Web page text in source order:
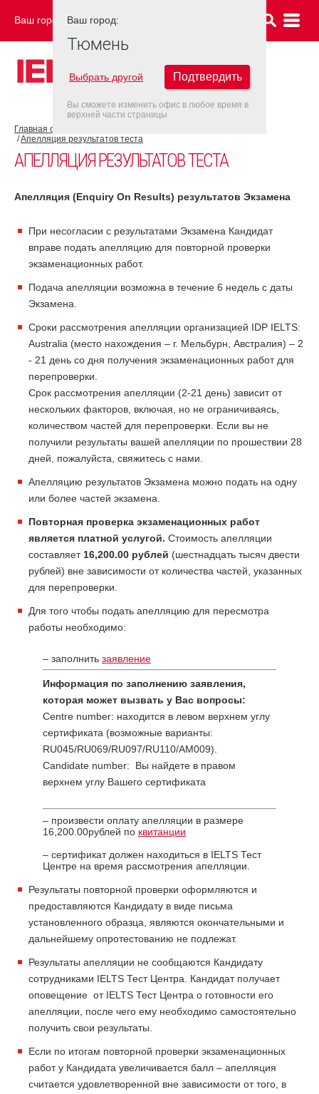
Ваш город: ТЮМЕНЬ
Главная страница
Апелляция результатов теста
АПЕЛЛЯЦИЯ РЕЗУЛЬТАТОВ ТЕСТА
Апелляция (Enquiry On Results) результатов Экзамена
При несогласии с результатами Экзамена Кандидат
вправе подать апелляцию для повторной проверки
экзаменационных работ.
Подача апелляции возможна в течение 6 недель с даты
Экзамена.
Сроки рассмотрения апелляции организацией IDP IELTS:
Australia (место нахождения – г. Мельбурн, Австралия) – 2
- 21 день со дня получения экзаменационных работ для
перепроверки.
Срок рассмотрения апелляции (2-21 день) зависит от
нескольких факторов, включая, но не ограничиваясь,
количеством частей для перепроверки. Если вы не
получили результаты вашей апелляции по прошествии 28
дней, пожалуйста, свяжитесь с нами.
Апелляцию результатов Экзамена можно подать на одну
или более частей экзамена.
Повторная проверка экзаменационных работ
является платной услугой. Стоимость апелляции
составляет 16,200.00 рублей (шестнадцать тысяч двести
рублей) вне зависимости от количества частей, указанных
для перепроверки.
Для того чтобы подать апелляцию для пересмотра
работы необходимо:
– заполнить заявление
Информация по заполнению заявления,
которая может вызвать у Вас вопросы:
Centre number: находится в левом верхнем углу
сертификата (возможные варианты:
RU045/RU069/RU097/RU110/AM009).
Candidate number: Вы найдете в правом
верхнем углу Вашего сертификата
– произвести оплату апелляции в размере
16,200.00рублей по квитанции
– сертификат должен находиться в IELTS Тест
Центре на время рассмотрения апелляции.
Результаты повторной проверки оформляются и
предоставляются Кандидату в виде письма
установленного образца, являются окончательными и
дальнейшему опротестованию не подлежат.
Результаты апелляции не сообщаются Кандидату
сотрудниками IELTS Тест Центра. Кандидат получает
оповещение от IELTS Тест Центра о готовности его
апелляции, после чего ему необходимо самостоятельно
получить свои результаты.
Если по итогам повторной проверки экзаменационных
работ у Кандидата увеличивается балл – апелляция
считается удовлетворенной вне зависимости от того, в
Ваш город:
Тюмень
Выбрать другой Подтвердить
Вы сможете изменить офис в любое время в
верхней части страницы